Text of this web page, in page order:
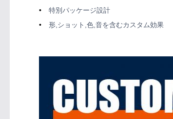
特別パッケージ設計
形,ショット,色,音を含むカスタム効果